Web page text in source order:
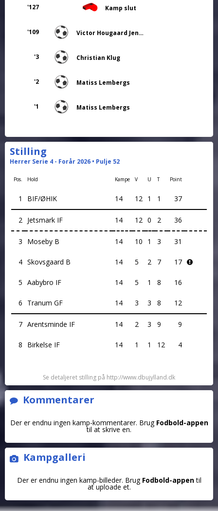
'127 Kamp slut
'109 Victor Hougaard Jensen
'3 Christian Klug
'2 Matiss Lembergs
'1 Matiss Lembergs
Stilling
Herrer Serie 4 - Forår 2026 • Pulje 52
Pos. Hold Kampe V U T Point
1 BIF/ØHIK 14 12 1 1 37
2 Jetsmark IF 14 12 0 2 36
3 Moseby B 14 10 1 3 31
4 Skovsgaard B 14 5 2 7 17
5 Aabybro IF 14 5 1 8 16
6 Tranum GF 14 3 3 8 12
7 Arentsminde IF 14 2 3 9 9
8 Birkelse IF 14 1 1 12 4
Se detaljeret stilling på http://www.dbujylland.dk
Kommentarer
Der er endnu ingen kamp-kommentarer. Brug Fodbold-appen
til at skrive en.
Kampgalleri
Der er endnu ingen kamp-billeder. Brug Fodbold-appentil
at uploade et.